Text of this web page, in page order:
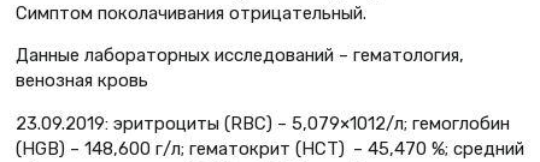
Симптом поколачивания отрицательный.
Данные лабораторных исследований – гематология,
венозная кровь
23.09.2019: эритроциты (RBC) – 5,079×1012/л; гемоглобин
(HGB) – 148,600 г/л; гематокрит (НСТ) – 45,470 %; средний